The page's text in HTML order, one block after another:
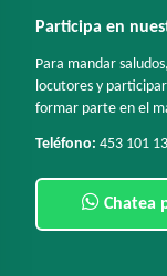
Participa en
Para mandar
locutores y
formar parte en el
Teléfono: 453 101
Chatea